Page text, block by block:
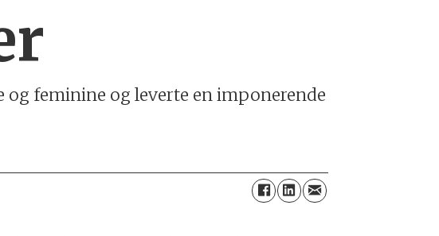
og feminine og leverte en imponerende